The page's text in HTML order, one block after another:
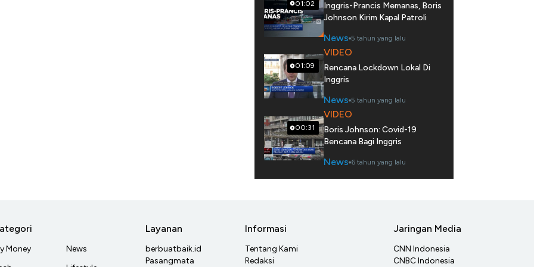
01:02
Inggris-Prancis Memanas, Boris
Johnson Kirim Kapal Patroli
News 5 tahun yang lalu
01:09
VIDEO
Rencana Lockdown Lokal Di
Inggris
News 5 tahun yang lalu
00:31
VIDEO
Boris Johnson: Covid-19
Bencana Bagi Inggris
News 6 tahun yang lalu
Money
News
Layanan
berbuatbaik.id
Pasangmata
Informasi
Tentang Kami
Redaksi
Jaringan Media
CNN Indonesia
CNBC Indonesia